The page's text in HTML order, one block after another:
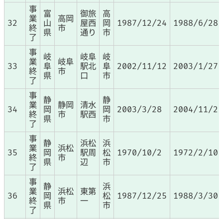
32
事
業
終
了
富
山
県
高岡
市
御旅
屋西
通り
高
岡
市
1987/12/24 1988/6/28
33
事
業
終
了
岐
阜
県
岐阜
市
岐阜
駅北
口
岐
阜
市
2002/11/12 2003/1/27
34
事
業
終
了
静
岡
県
静岡
市
清水
駅西
静
岡
市
2003/3/28 2004/11/2
35
事
業
終
了
静
岡
県
浜松
市
浜松
駅周
辺
浜
松
市
1970/10/2 1972/2/10
36
事
業
終
了
静
岡
県
浜松
市
東第
一
浜
松
市
1987/12/25 1988/3/30